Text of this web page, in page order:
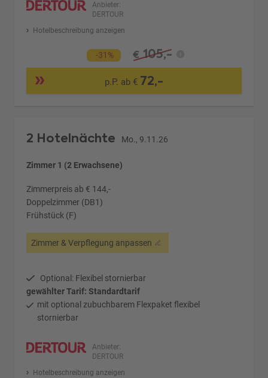
Anbieter:
DERTOUR
Hotelbeschreibung anzeigen
-31% € 105,-
p.P. ab € 72,-
2 Hotelnächte Mo., 9.11.26
Zimmer 1 (2 Erwachsene)
Zimmerpreis ab € 144,-
Doppelzimmer (DB1)
Frühstück (F)
Zimmer & Verpflegung anpassen
Optional: Flexibel stornierbar
gewählter Tarif: Standardtarif
mit optional zubuchbarem Flexpaket flexibel
stornierbar
Anbieter:
DERTOUR
Hotelbeschreibung anzeigen